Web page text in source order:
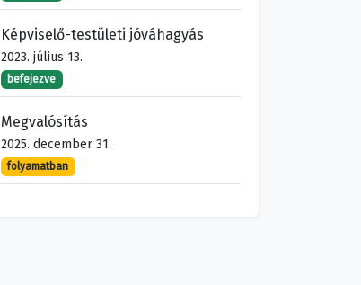
Képviselő-testületi jóváhagyás
2023. július 13.
befejezve
Megvalósítás
2025. december 31.
folyamatban